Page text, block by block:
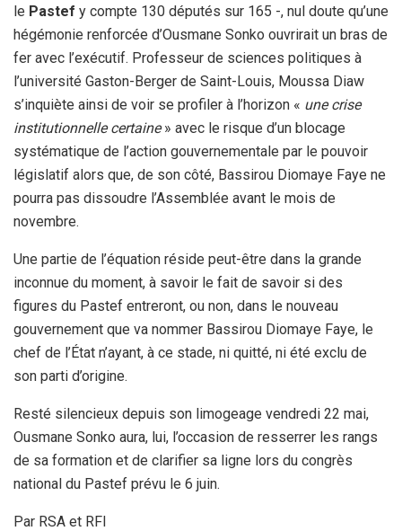
le Pastef y compte 130 députés sur 165 -, nul doute qu’une
hégémonie renforcée d’Ousmane Sonko ouvrirait un bras de
fer avec l’exécutif. Professeur de sciences politiques à
l’université Gaston-Berger de Saint-Louis, Moussa Diaw
s’inquiète ainsi de voir se profiler à l’horizon « une crise
institutionnelle certaine» avec le risque d’un blocage
systématique de l’action gouvernementale par le pouvoir
législatif alors que, de son côté, Bassirou Diomaye Faye ne
pourra pas dissoudre l’Assemblée avant le mois de
novembre.
Une partie de l’équation réside peut-être dans la grande
inconnue du moment, à savoir le fait de savoir si des
figures du Pastef entreront, ou non, dans le nouveau
gouvernement que va nommer Bassirou Diomaye Faye, le
chef de l’État n’ayant, à ce stade, ni quitté, ni été exclu de
son parti d’origine.
Resté silencieux depuis son limogeage vendredi 22 mai,
Ousmane Sonko aura, lui, l’occasion de resserrer les rangs
de sa formation et de clarifier sa ligne lors du congrès
national du Pastef prévu le 6 juin.
Par RSA et RFI